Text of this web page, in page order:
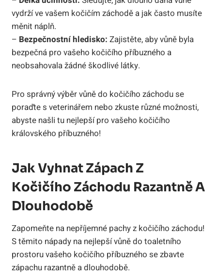
vydrží ve vašem kočičím záchodě a jak často musíte
měnit náplň.
– Bezpečnostní hledisko: Zajistěte, aby vůně byla
bezpečná pro vašeho kočičího příbuzného a
neobsahovala žádné škodlivé látky.
Pro správný výběr vůně do kočičího záchodu se
poraďte s veterinářem nebo zkuste různé možnosti,
abyste našli tu nejlepší pro vašeho kočičího
královského příbuzného!
Jak Vyhnat Zápach Z
Kočičího Záchodu Razantně A
Dlouhodobě
Zapomeňte na nepříjemné pachy z kočičího záchodu!
S těmito nápady na nejlepší vůně do toaletního
prostoru vašeho kočičího příbuzného se zbavte
zápachu razantně a dlouhodobě.